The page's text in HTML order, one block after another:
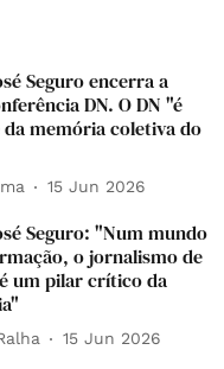
Seguro encerra a
DN. O DN "é
memória coletiva do
15 Jun 2026
Seguro: "Num mundo
o jornalismo de
um pilar crítico da
15 Jun 2026